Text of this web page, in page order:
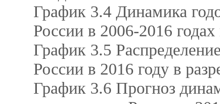
График 3.4 Динамика
России в 2006-2016
График 3.5
России в 2016 году в
График 3.6 Прогноз